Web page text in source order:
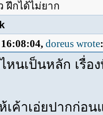
ฝึกได้ไม่ยาก
doreus wrote:
ไหนเป็นหลัก เรื่อ
ห้เค้าเอ่ยปากก่อ